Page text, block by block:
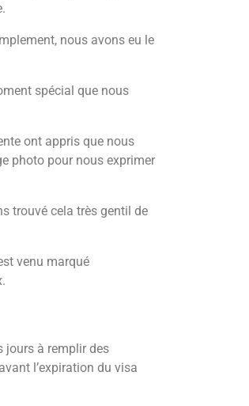
nous avons eu le
spécial que nous
ont appris que nous
photo pour nous exprimer
trouvé cela très gentil de
venu marqué
jours à remplir des
l’expiration du visa